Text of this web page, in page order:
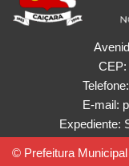
CEP:
E-mail:
Expediente:
© Prefeitura